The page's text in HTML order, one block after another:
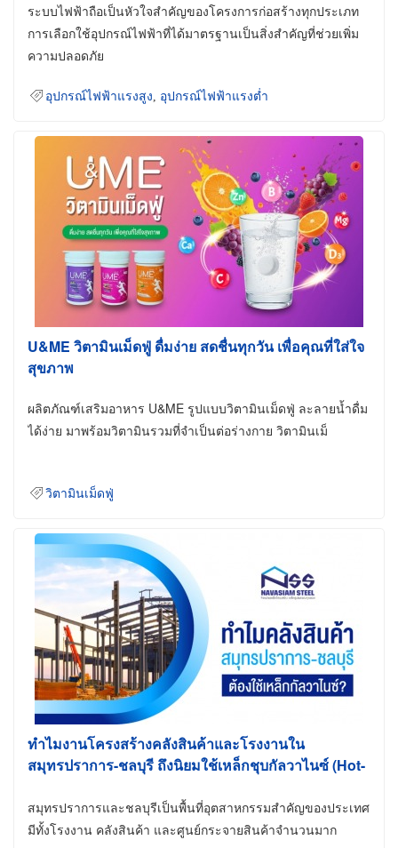
ระบบไฟฟ้าถือเป็นหัวใจสำคัญของโครงการก่อสร้างทุกประเภท
การเลือกใช้อุปกรณ์ไฟฟ้าที่ได้มาตรฐานเป็นสิ่งสำคัญที่ช่วยเพิ่ม
ความปลอดภัย
อุปกรณ์ไฟฟ้าแรงสูง อุปกรณ์ไฟฟ้าแรงต่ำ
U&ME วิตามินเม็ดฟู่ ดื่มง่าย สดชื่นทุกวัน เพื่อคุณที่ใส่ใจ
สุขภาพ
ผลิตภัณฑ์เสริมอาหาร U&ME รูปแบบวิตามินเม็ดฟู่ ละลายน้ำดื่ม
ได้ง่าย มาพร้อมวิตามินรวมที่จำเป็นต่อร่างกาย วิตามินเม็
วิตามินเม็ดฟู่
ทำไมงานโครงสร้างคลังสินค้าและโรงงานใน
สมุทรปราการ-ชลบุรี ถึงนิยมใช้เหล็กชุบกัลวาไนซ์ (Hot-
สมุทรปราการและชลบุรีเป็นพื้นที่อุตสาหกรรมสำคัญของประเทศ
มีทั้งโรงงาน คลังสินค้า และศูนย์กระจายสินค้าจำนวนมาก